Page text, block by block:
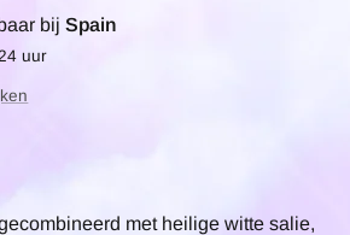
bijSpain
uur
met heilige witte salie,